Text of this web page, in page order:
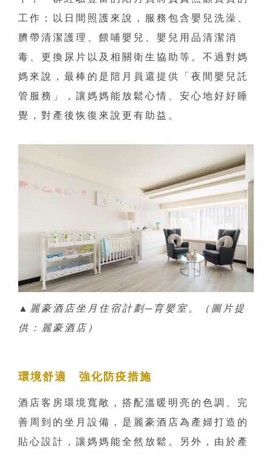
工作；以日間照護來說，服務包含嬰兒洗澡、
臍帶清潔護理、餵哺嬰兒、嬰兒用品清潔消
毒、更換尿片以及相關衛生協助等。不過對媽
媽來說，最棒的是陪月員還提供「夜間嬰兒託
管服務」，讓媽媽能放鬆心情、安心地好好睡
覺，對產後恢復來說更有助益。
▲麗豪酒店坐月住宿計劃─育嬰室。（圖片提
供：麗豪酒店）
環境舒適 強化防疫措施
酒店客房環境寬敞，搭配溫暖明亮的色調、完
善周到的坐月設備，是麗豪酒店為產婦打造的
貼心設計，讓媽媽能全然放鬆。另外，由於產